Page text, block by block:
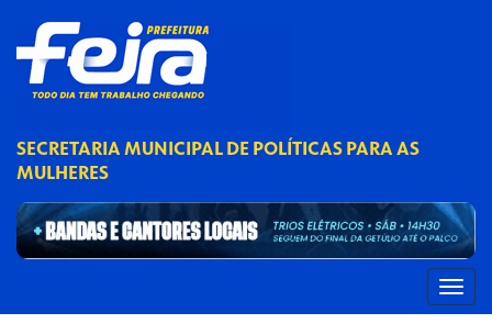
SECRETARIA MUNICIPAL DE POLÍTICAS PARA AS
MULHERES